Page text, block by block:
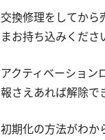
交換修理をしてから
まお持ち込みくださ
アクティベーショ
報さえあれば解除で
初期化の方法がわか